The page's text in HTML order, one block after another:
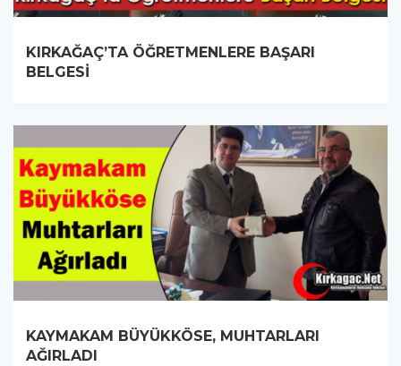
KIRKAĞAÇ’TA ÖĞRETMENLERE BAŞARI
BELGESİ
KAYMAKAM BÜYÜKKÖSE, MUHTARLARI
AĞIRLADI